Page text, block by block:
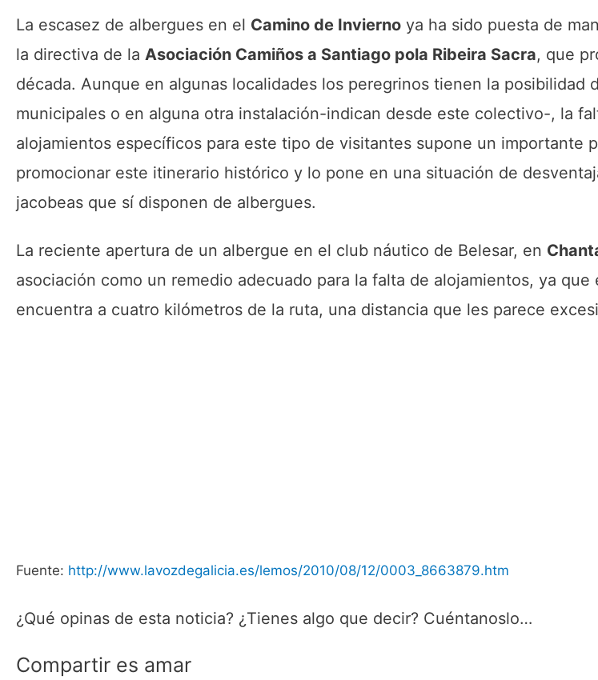
La escasez de albergues en el Camino de Invierno ya ha sido puesta de
la directiva de la Asociación Camiños a Santiago pola Ribeira Sacra, que
década. Aunque en algunas localidades los peregrinos tienen la posibilidad
municipales o en alguna otra instalación-indican desde este colectivo-, la
alojamientos específicos para este tipo de visitantes supone un importante
promocionar este itinerario histórico y lo pone en una situación de
jacobeas que sí disponen de albergues.
La reciente apertura de un albergue en el club náutico de Belesar, en
asociación como un remedio adecuado para la falta de alojamientos, ya
encuentra a cuatro kilómetros de la ruta, una distancia que les parece
Fuente: http://www.lavozdegalicia.es/lemos/2010/08/12/0003_8663879.htm
¿Qué opinas de esta noticia? ¿Tienes algo que decir? Cuéntanoslo…
Compartir es amar